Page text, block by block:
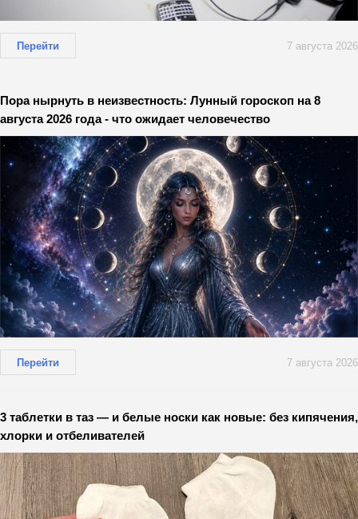
Перейти 7 августа 2026
Пора нырнуть в неизвестность: Лунный гороскоп на 8
августа 2026 года - что ожидает человечество
Перейти 7 августа 2026
3 таблетки в таз — и белые носки как новые: без кипячения,
хлорки и отбеливателей